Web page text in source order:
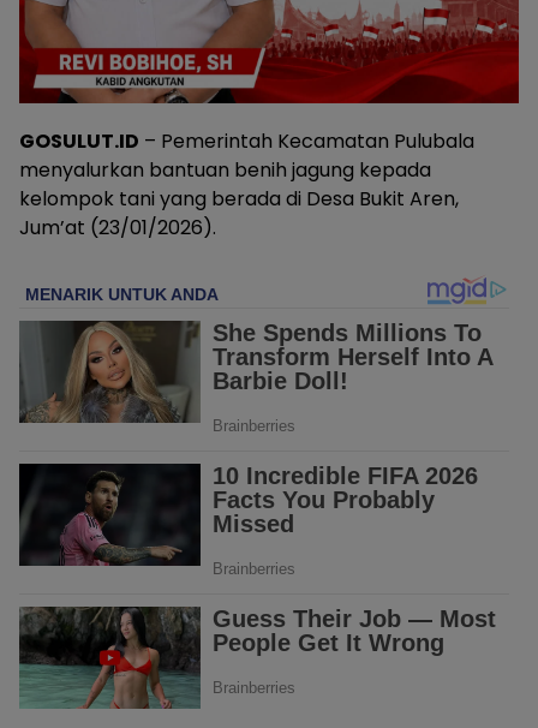
GOSULUT.ID – Pemerintah Kecamatan Pulubala
menyalurkan bantuan benih jagung kepada
kelompok tani yang berada di Desa Bukit Aren,
Jum’at (23/01/2026).